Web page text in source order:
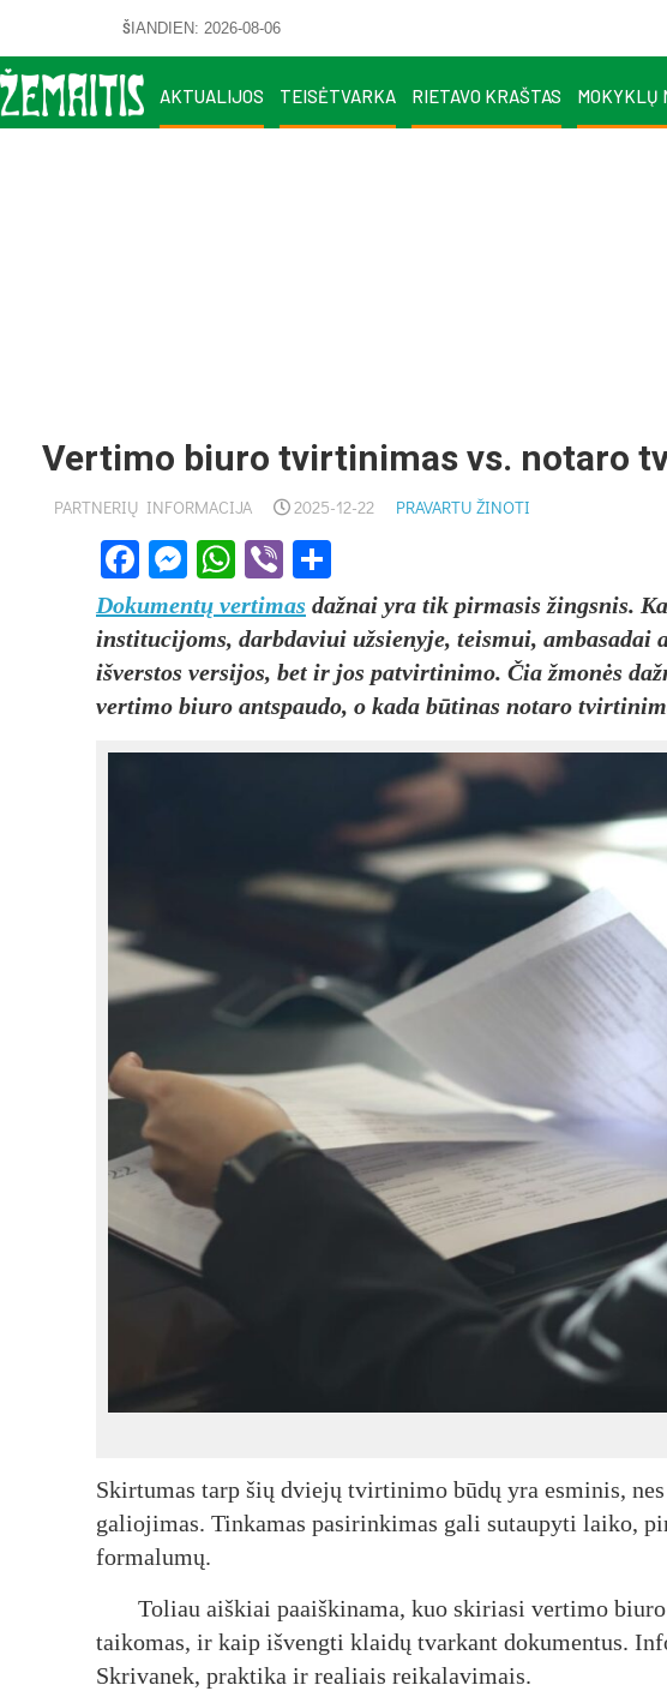
ŠIANDIEN: 2026-08-06
AKTUALIJOS TEISĖTVARKA RIETAVO KRAŠTAS MOKYKLŲ
Vertimo biuro tvirtinimas vs. notaro
PARTNERIŲ INFORMACIJA 2025-12-22 PRAVARTU ŽINOTI
Facebook
Messenger
WhatsApp
Viber
Dokumentų vertimas dažnai yra tik pirmasis žingsnis.
institucijoms, darbdaviui užsienyje, teismui,
išverstos versijos, bet ir jos patvirtinimo. Čia žmonės
vertimo biuro antspaudo, o kada būtinas notaro
Skirtumas tarp šių dviejų tvirtinimo būdų yra esminis,
galiojimas. Tinkamas pasirinkimas gali sutaupyti laiko,
formalumų.
Toliau aiškiai paaiškinama, kuo skiriasi vertimo
taikomas, ir kaip išvengti klaidų tvarkant dokumentus.
Skrivanek, praktika ir realiais reikalavimais.